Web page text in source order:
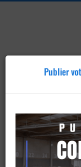
Publier